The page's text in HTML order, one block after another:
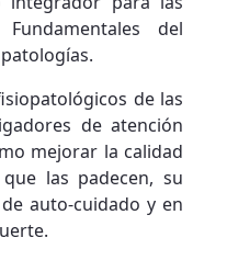
del
de las
de atención
mejorar la calidad
las padecen, su
auto-cuidado y en